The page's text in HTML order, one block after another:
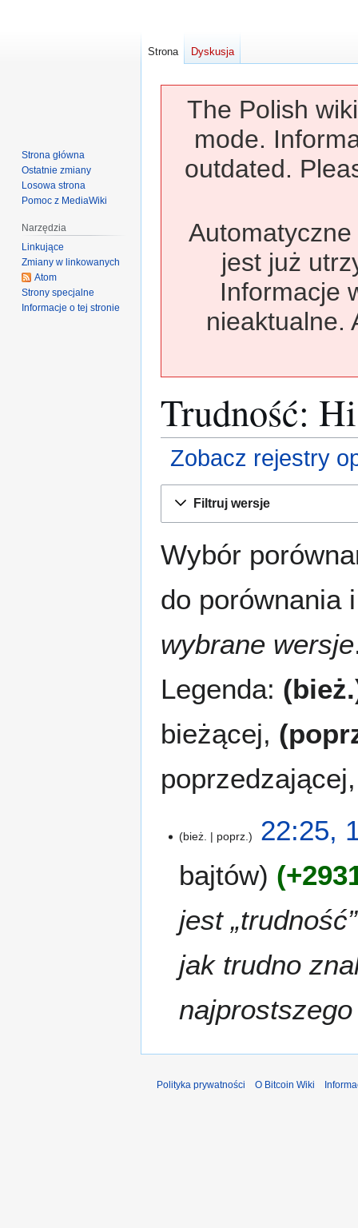
The Polish
mode.
outdated.
jest już
Informacje
nieaktualne.
Trudność:
Zobacz rejestry
Filtruj wersje
Wybór
do porównania
wybrane wersje
Legenda:
bieżącej,
bież. poprz.
22:25,
bajtów
jest
jak trudno
Strona Dyskusja
Strona główna
Ostatnie zmiany
Losowa strona
Pomoc z MediaWiki
Narzędzia
Linkujące
Zmiany w linkowanych
Atom
Strony specjalne
Informacje o tej stronie
Polityka prywatności O Bitcoin Wiki